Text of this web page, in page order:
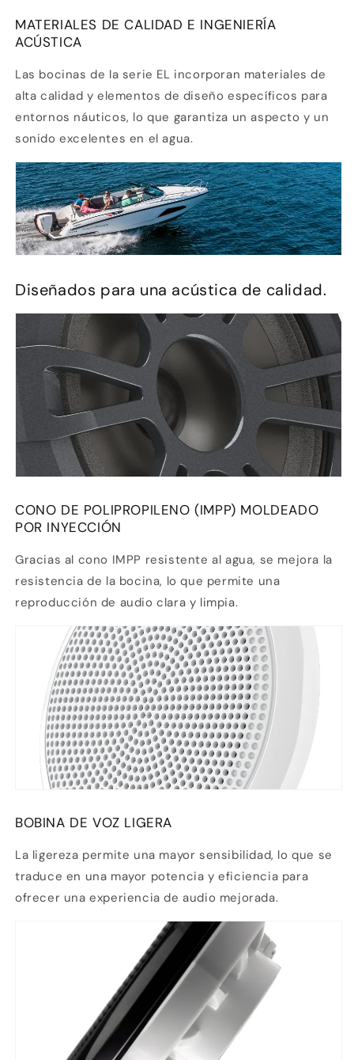
MATERIALES DE CALIDAD E INGENIERÍA
ACÚSTICA
Las bocinas de la serie EL incorporan materiales de
alta calidad y elementos de diseño específicos para
entornos náuticos, lo que garantiza un aspecto y un
sonido excelentes en el agua.
Diseñados para una acústica de calidad.
CONO DE POLIPROPILENO (IMPP) MOLDEADO
POR INYECCIÓN
Gracias al cono IMPP resistente al agua, se mejora la
resistencia de la bocina, lo que permite una
reproducción de audio clara y limpia.
BOBINA DE VOZ LIGERA
La ligereza permite una mayor sensibilidad, lo que se
traduce en una mayor potencia y eficiencia para
ofrecer una experiencia de audio mejorada.
Compra ahora y paga a meses
sin tarjeta de crédito
1 Agrega tu producto al carrito yelige
2 En tu cuenta de Mercado Pago, elige
la cantidad de mesesy confirma.
Paga mes a mescon saldo disponible,
débito u otros medios.
Crédito sujeto a aprobación.
¿Tienes dudas? Consulta nuestra
Ayuda.